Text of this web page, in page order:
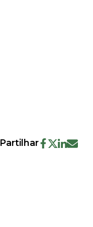
Partilhar